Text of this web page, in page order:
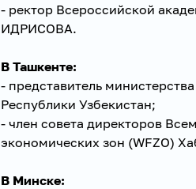
- ректор Всероссийской
ИДРИСОВА.
В Ташкенте:
- представитель
Республики Узбекистан;
- член совета директоров
экономических зон (WFZO)
В Минске: